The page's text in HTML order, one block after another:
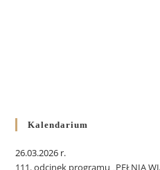
Kalendarium
26.03.2026 r.
111. odcinek programu „PEŁNIA